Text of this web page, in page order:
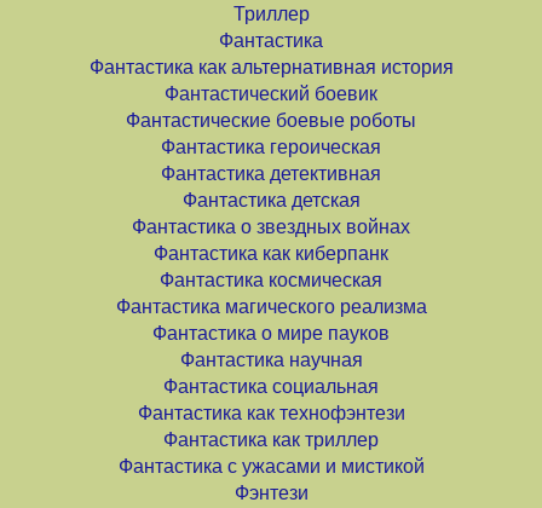
Триллер
Фантастика
Фантастика как альтернативная история
Фантастический боевик
Фантастические боевые роботы
Фантастика героическая
Фантастика детективная
Фантастика детская
Фантастика о звездных войнах
Фантастика как киберпанк
Фантастика космическая
Фантастика магического реализма
Фантастика о мире пауков
Фантастика научная
Фантастика социальная
Фантастика как технофэнтези
Фантастика как триллер
Фантастика с ужасами и мистикой
Фэнтези